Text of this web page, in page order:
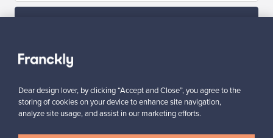
Aitoa designia Turvalliset maksut
Dear design lover, by clicking “Accept and Close”, you agree to the
storing of cookies on your device to enhance site navigation,
analyze site usage, and assist in our marketing efforts.